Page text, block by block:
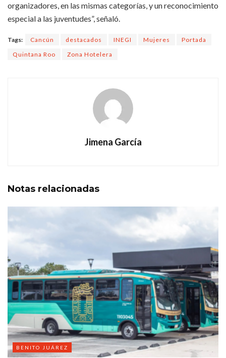
organizadores, en las mismas categorías, y un reconocimiento
especial a las juventudes”, señaló.
Tags: Cancún destacados INEGI Mujeres
Portada
Quintana Roo
Zona Hotelera
Jimena García
Notas relacionadas
BENITO JUÁREZ